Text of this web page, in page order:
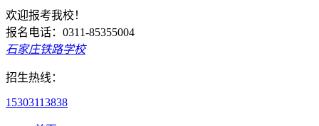
欢迎报考我校！
报名电话：0311-85355004
石家庄铁路学校
招生热线：
15303113838